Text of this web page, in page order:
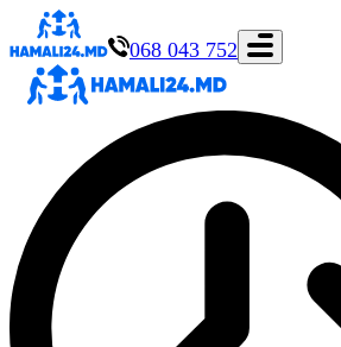
068 043 752